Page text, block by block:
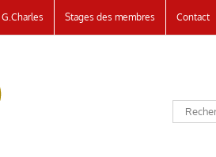
Stages des membres Contact